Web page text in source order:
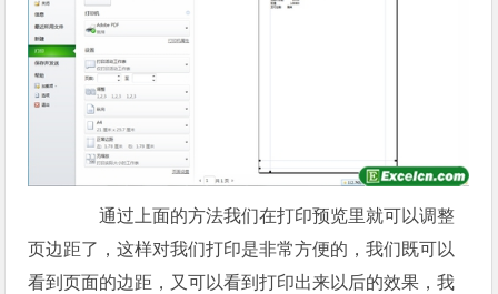
通过上面的方法我们在打印预览里就可以调整
页边距了，这样对我们打印是非常方便的，我们既可以
看到页面的边距，又可以看到打印出来以后的效果，我